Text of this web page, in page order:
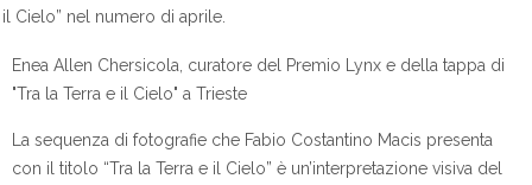
Cielo” nel numero di aprile.
Enea Allen Chersicola, curatore del Premio Lynx e della tappa di
"Tra la Terra e il Cielo" a Trieste
La sequenza di fotografie che Fabio Costantino Macis presenta
con il titolo “Tra la Terra e il Cielo” è un’interpretazione visiva del